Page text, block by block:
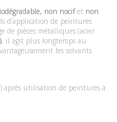
non nocifet non
d’application de peintures
de pièces métalliques (acier
, il agit plus longtemps au
les solvants
après utilisation de peintures à